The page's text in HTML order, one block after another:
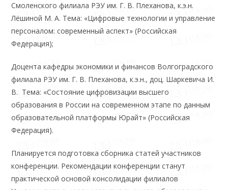
Смоленского филиала РЭУ им. Г. В. Плеханова, к.э.н.
Лёшиной М. А. Тема: «Цифровые технологии и управление
персоналом: современный аспект» (Российская
Федерация);
Доцента кафедры экономики и финансов Волгоградского
филиала РЭУ им. Г. В. Плеханова, к.э.н., доц. Шаркевича И.
В. Тема: «Состояние цифровизации высшего
образования в России на современном этапе по данным
образовательной платформы Юрайт» (Российская
Федерация).
Планируется подготовка сборника статей участников
конференции. Рекомендации конференции станут
практической основой консолидации филиалов